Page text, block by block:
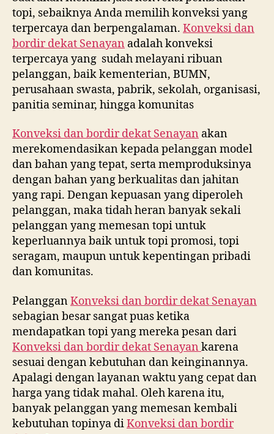
topi, sebaiknya Anda memilih konveksi yang
terpercaya dan berpengalaman. Konveksi dan
bordir dekat Senayan adalah konveksi
terpercaya yang sudah melayani ribuan
pelanggan, baik kementerian, BUMN,
perusahaan swasta, pabrik, sekolah, organisasi,
panitia seminar, hingga komunitas
Konveksi dan bordir dekat Senayan akan
merekomendasikan kepada pelanggan model
dan bahan yang tepat, serta memproduksinya
dengan bahan yang berkualitas dan jahitan
yang rapi. Dengan kepuasan yang diperoleh
pelanggan, maka tidah heran banyak sekali
pelanggan yang memesan topi untuk
keperluannya baik untuk topi promosi, topi
seragam, maupun untuk kepentingan pribadi
dan komunitas.
PelangganKonveksi dan bordir dekat Senayan
sebagian besar sangat puas ketika
mendapatkan topi yang mereka pesan dari
Konveksi dan bordir dekat Senayan karena
sesuai dengan kebutuhan dan keinginannya.
Apalagi dengan layanan waktu yang cepat dan
harga yang tidak mahal. Oleh karena itu,
banyak pelanggan yang memesan kembali
kebutuhan topinya diKonveksi dan bordir